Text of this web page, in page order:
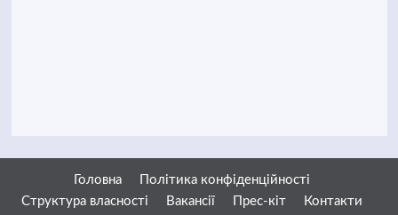
Головна
Політика конфіденційності
Структура власності
Вакансії Прес-кіт
Контакти